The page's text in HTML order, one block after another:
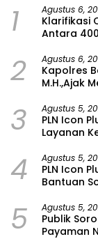
1 Agustus 6,
Klarifikasi
Antara
2 Agustus 6,
Kapolres
M.H.,Ajak
3 Agustus 5,
PLN Icon
Layanan
4 Agustus 5,
PLN Icon
Bantuan
5 Agustus 5,
Publik
Payaman